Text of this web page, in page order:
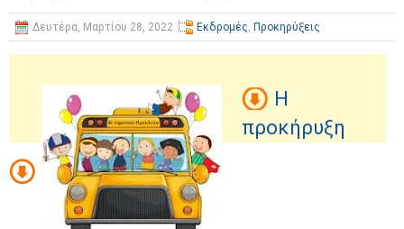
Δευτέρα, Μαρτίου 28, 2022 Εκδρομές, Προκηρύξεις
Η
προκήρυξη